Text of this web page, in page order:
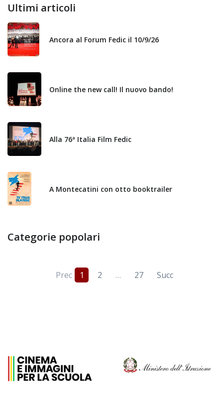
Ultimi articoli
Ancora al Forum Fedic il 10/9/26
Online the new call! Il nuovo bando!
Alla 76ª Italia Film Fedic
A Montecatini con otto booktrailer
Categorie popolari
Prec 1 2 … 27 Succ